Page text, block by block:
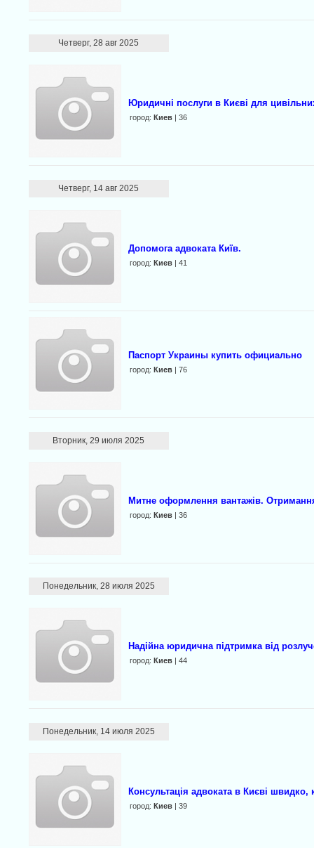
Четверг, 28 авг 2025
Юридичні послуги в Києві для
город: Киев| 36
Четверг, 14 авг 2025
Допомога адвоката Київ.
город: Киев| 41
Паспорт Украины купить официально
город: Киев| 76
Вторник, 29 июля 2025
Митне оформлення вантажів.
город: Киев| 36
Понедельник, 28 июля 2025
Надійна юридична підтримка від
город: Киев| 44
Понедельник, 14 июля 2025
Консультація адвоката в Києві
город: Киев| 39